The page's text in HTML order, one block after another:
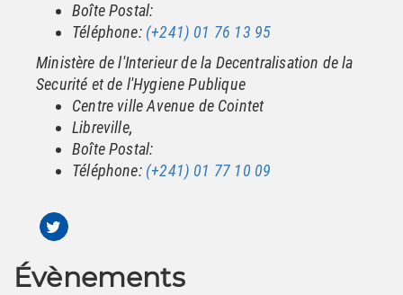
Boîte Postal:
Téléphone: (+241) 01 76 13 95
Ministère de l'Interieur de la Decentralisation de la
Securité et de l'Hygiene Publique
Centre ville Avenue de Cointet
Libreville,
Boîte Postal:
Téléphone: (+241) 01 77 10 09
Évènements